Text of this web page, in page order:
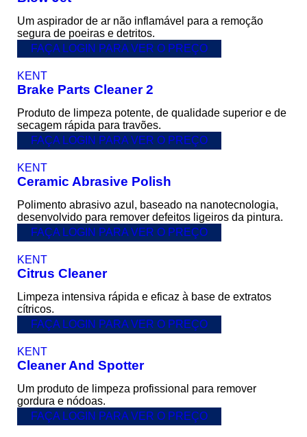
Um aspirador de ar não inflamável para a remoção
segura de poeiras e detritos.
FAÇA LOGIN PARA VER O PREÇO
KENT
Brake Parts Cleaner 2
Produto de limpeza potente, de qualidade superior e de
secagem rápida para travões.
FAÇA LOGIN PARA VER O PREÇO
KENT
Ceramic Abrasive Polish
Polimento abrasivo azul, baseado na nanotecnologia,
desenvolvido para remover defeitos ligeiros da pintura.
FAÇA LOGIN PARA VER O PREÇO
KENT
Citrus Cleaner
Limpeza intensiva rápida e eficaz à base de extratos
cítricos.
FAÇA LOGIN PARA VER O PREÇO
KENT
Cleaner And Spotter
Um produto de limpeza profissional para remover
gordura e nódoas.
FAÇA LOGIN PARA VER O PREÇO